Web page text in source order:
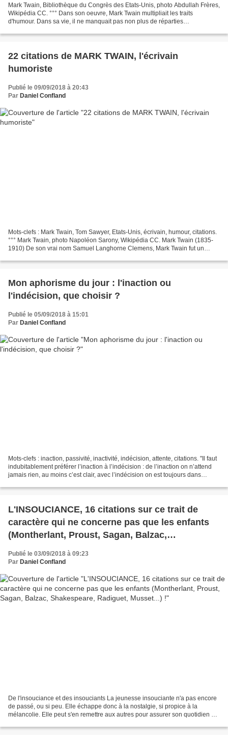
Mark Twain, Bibliothèque du Congrès des Etats-Unis, photo Abdullah Frères,
Wikipédia CC. °°° Dans son oeuvre, Mark Twain multipliait les traits
d'humour. Dans sa vie, il ne manquait pas non plus de réparties
22 citations de MARK TWAIN, l'écrivain
humoriste
Publié le 09/09/2018 à 20:43
Par Daniel Confland
Mots-clefs : Mark Twain, Tom Sawyer, Etats-Unis, écrivain, humour, citations.
°°° Mark Twain, photo Napoléon Sarony, Wikipédia CC. Mark Twain (1835-
1910) De son vrai nom Samuel Langhorne Clemens, Mark Twain fut un
Mon aphorisme du jour : l'inaction ou
l'indécision, que choisir ?
Publié le 05/09/2018 à 15:01
Par Daniel Confland
Mots-clefs : inaction, passivité, inactivité, indécision, attente, citations. "Il faut
indubitablement préférer l’inaction à l’indécision : de l’inaction on n’attend
jamais rien, au moins c’est clair, avec l’indécision on est toujours dans
L'INSOUCIANCE, 16 citations sur ce trait de
caractère qui ne concerne pas que les enfants
(Montherlant, Proust, Sagan, Balzac,
Shakespeare, Radiguet, Musset...) !
Publié le 03/09/2018 à 09:23
Par Daniel Confland
De l'insouciance et des insouciants La jeunesse insouciante n'a pas encore
de passé, ou si peu. Elle échappe donc à la nostalgie, si propice à la
mélancolie. Elle peut s'en remettre aux autres pour assurer son quotidien et